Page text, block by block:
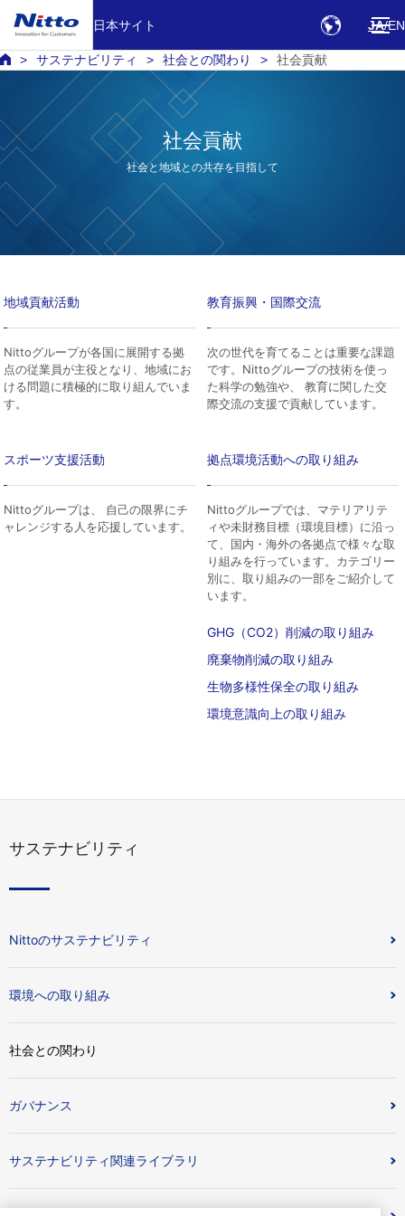
日本サイト JA EN
サステナビリティ 社会との関わり 社会貢献
社会貢献
社会と地域との共存を目指して
地域貢献活動
Nittoグループが各国に展開する拠
点の従業員が主役となり、地域にお
ける問題に積極的に取り組んでいま
す。
教育振興・国際交流
次の世代を育てることは重要な課題
です。Nittoグループの技術を使っ
た科学の勉強や、 教育に関した交
際交流の支援で貢献しています。
スポーツ支援活動
Nittoグループは、 自己の限界にチ
ャレンジする人を応援しています。
拠点環境活動への取り組み
Nittoグループでは、マテリアリテ
ィや未財務目標（環境目標）に沿っ
て、国内・海外の各拠点で様々な取
り組みを行っています。カテゴリー
別に、取り組みの一部をご紹介して
います。
GHG（CO2）削減の取り組み
廃棄物削減の取り組み
生物多様性保全の取り組み
環境意識向上の取り組み
サステナビリティ
Nittoのサステナビリティ
環境への取り組み
社会との関わり
ガバナンス
サステナビリティ関連ライブラリ